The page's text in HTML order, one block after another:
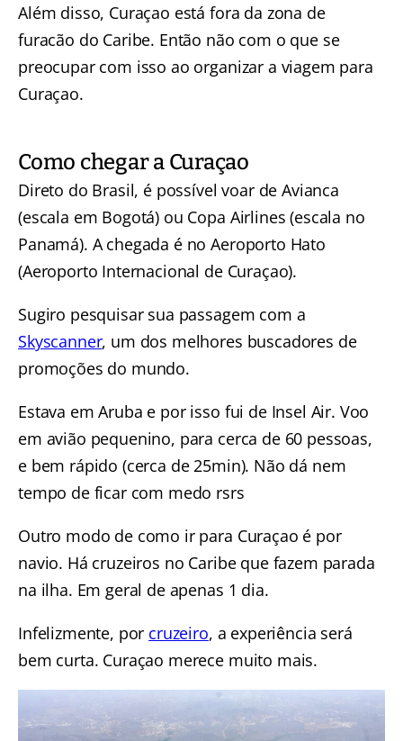
Além disso, Curaçao está fora da zona de
furacão do Caribe. Então não com o que se
preocupar com isso ao organizar a viagem para
Curaçao.
Como chegar a Curaçao
Direto do Brasil, é possível voar de Avianca
(escala em Bogotá) ou Copa Airlines (escala no
Panamá). A chegada é no Aeroporto Hato
(Aeroporto Internacional de Curaçao).
Sugiro pesquisar sua passagem com a
Skyscanner, um dos melhores buscadores de
promoções do mundo.
Estava em Aruba e por isso fui de Insel Air. Voo
em avião pequenino, para cerca de 60 pessoas,
e bem rápido (cerca de 25min). Não dá nem
tempo de ficar com medo rsrs
Outro modo de como ir para Curaçao é por
navio. Há cruzeiros no Caribe que fazem parada
na ilha. Em geral de apenas 1 dia.
Infelizmente, por cruzeiro, a experiência será
bem curta. Curaçao merece muito mais.